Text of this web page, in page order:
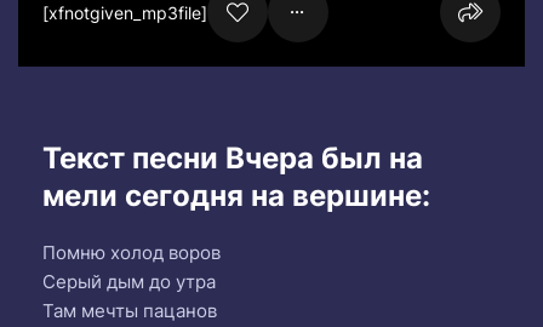
[xfnotgiven_mp3file]
Текст песни Вчера был на
мели сегодня на вершине:
Помню холод воров
Серый дым до утра
Там мечты пацанов